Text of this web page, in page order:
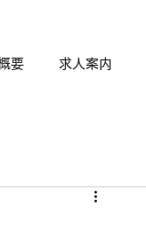
要 求人案内